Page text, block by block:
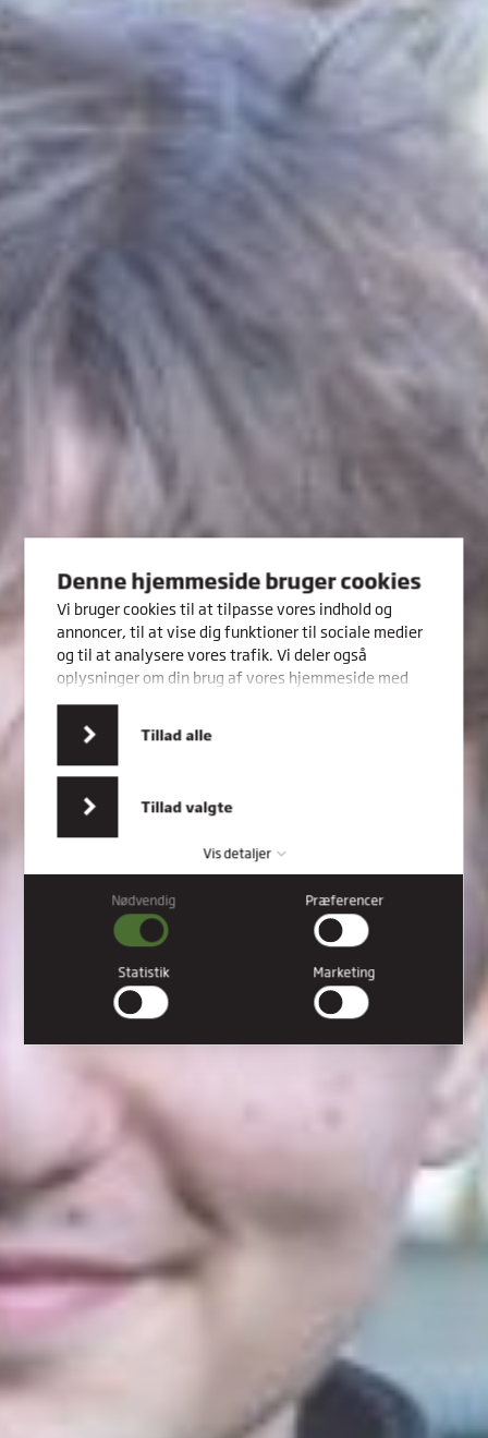
Denne hjemmeside bruger cookies
Vi bruger cookies til at tilpasse vores indhold og
annoncer, til at vise dig funktioner til sociale medier
og til at analysere vores trafik. Vi deler også
oplysninger om din brug af vores hjemmeside med
vores partnere inden for sociale medier,
annonceringspartnere og analysepartnere. Vores
partnere kan kombinere disse data med andre
oplysninger, du har givet dem, eller som de har
indsamlet fra din brug af deres tjenester.
Tillad valgte
Tillad alle
Vis detaljer
Nødvendig
Nødvendige cookies hjælper med at gøre en hjemmeside
brugbar ved at aktivere grundlæggende funktioner såsom
side-navigation og adgang til sikre områder af hjemmesiden.
Hjemmesiden kan ikke fungere ordentligt uden disse cookies.
Præference cookies gør det muligt for en hjemmeside at huske
befinder dig i.
Statistik
Statistiske cookies giver hjemmesideejere indsigt i brugernes
interaktion med hjemmesiden, ved at indsamle og rapportere
oplysninger anonymt.
Marketing
websites. Hensigten er at vise annoncer, der er relevante og
engagerende for den enkelte bruger, og dermed mere
værdifulde for udgivere og tredjeparts-annoncører.
Nødvendig Præferencer
Statistik Marketing